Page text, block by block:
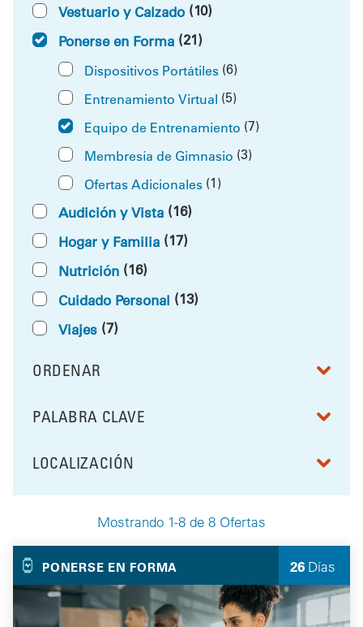
Mostrando 1-8 de 8 Ofertas
Vestuario y Calzado (10)
Ponerse en Forma (21)
Dispositivos Portátiles (6)
Entrenamiento Virtual (5)
Equipo de Entrenamiento (7)
Membresía de Gimnasio (3)
Ofertas Adicionales (1)
Audición y Vista (16)
Hogar y Familia (17)
Nutrición (16)
Cuidado Personal (13)
Viajes (7)
ORDENAR
RESULTS BY
FILTRAR POR
PALABRA CLAVE
FILTRAR POR
LOCALIZACIÓN
Your Selected Deals 26 Días
quedan
PONERSE EN FORMA